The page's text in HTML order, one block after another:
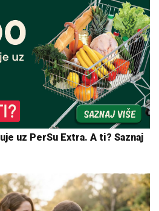
uz PerSu Extra. A ti? Saznaj